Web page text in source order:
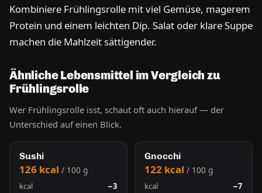
Kombiniere Frühlingsrolle mit viel Gemüse, magerem
Protein und einem leichten Dip. Salat oder klare Suppe
machen die Mahlzeit sättigender.
Ähnliche Lebensmittel im Vergleich zu
Frühlingsrolle
Wer Frühlingsrolle isst, schaut oft auch hierauf — der
Unterschied auf einen Blick.
Sushi
126 kcal / 100 g
kcal
−3
Gnocchi
122 kcal/ 100 g
kcal
−7